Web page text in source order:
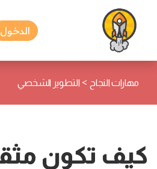
الدخول
مهارات النجاح > التطوير الشخصي